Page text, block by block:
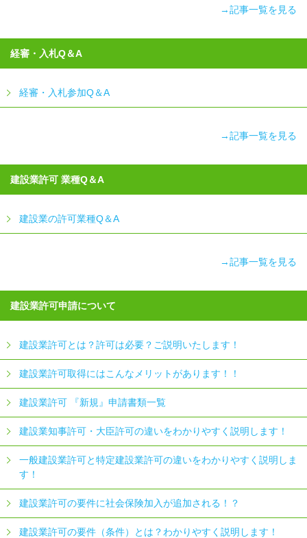
→記事一覧を見る
経審・入札Q＆A
経審・入札参加Q＆A
→記事一覧を見る
建設業許可 業種Q＆A
建設業の許可業種Q＆A
→記事一覧を見る
建設業許可申請について
建設業許可とは？許可は必要？ご説明いたします！
建設業許可取得にはこんなメリットがあります！！
建設業許可 『新規』申請書類一覧
建設業知事許可・大臣許可の違いをわかりやすく説明します！
一般建設業許可と特定建設業許可の違いをわかりやすく説明しま
す！
建設業許可の要件に社会保険加入が追加される！？
建設業許可の要件（条件）とは？わかりやすく説明します！